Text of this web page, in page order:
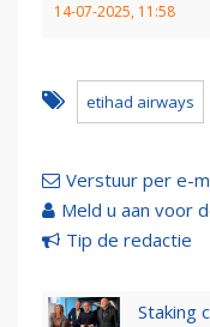
14-07-2025, 11:58
etihad airways
Verstuur per e-
Meld u aan voor
Tip de redactie
Staking